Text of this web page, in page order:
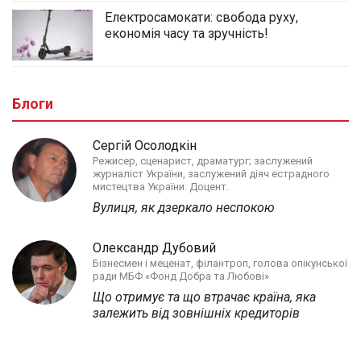
Електросамокати: свобода руху,
економія часу та зручність!
Блоги
Сергій Осолодкін
Режисер, сценарист, драматург; заслужений
журналіст України, заслужений діяч естрадного
мистецтва України. Доцент.
Вулиця, як дзеркало неспокою
Олександр Дубовий
Бізнесмен і меценат, філантроп, голова опікунської
ради МБФ «Фонд Добра та Любові»
Що отримує та що втрачає країна, яка
залежить від зовнішніх кредиторів